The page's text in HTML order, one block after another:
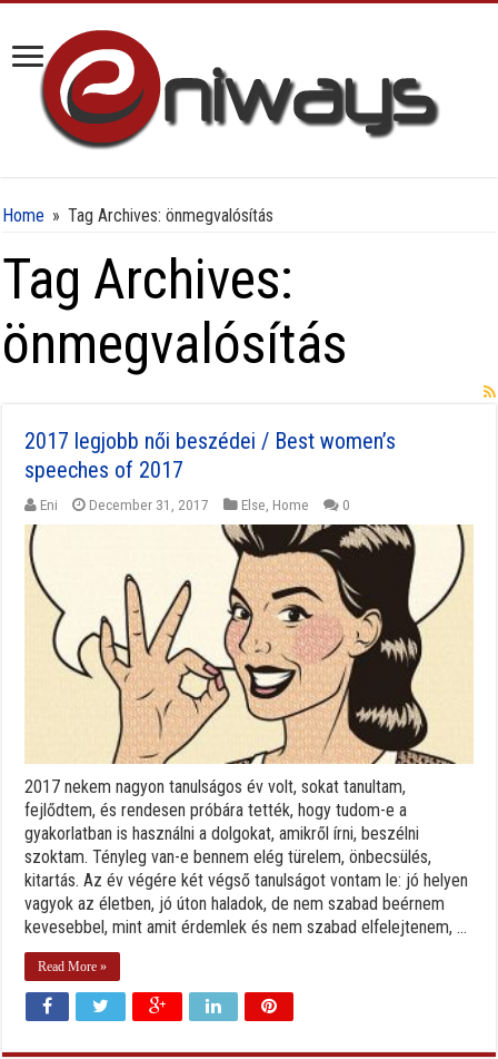
Home » Tag Archives: önmegvalósítás
Tag Archives:
önmegvalósítás
2017 legjobb női beszédei / Best women’s
speeches of 2017
Eni December 31, 2017 Else Home 0
2017 nekem nagyon tanulságos év volt, sokat tanultam,
fejlődtem, és rendesen próbára tették, hogy tudom-e a
gyakorlatban is használni a dolgokat, amikről írni, beszélni
szoktam. Tényleg van-e bennem elég türelem, önbecsülés,
kitartás. Az év végére két végső tanulságot vontam le: jó helyen
vagyok az életben, jó úton haladok, de nem szabad beérnem
kevesebbel, mint amit érdemlek és nem szabad elfelejtenem, ...
Read More »